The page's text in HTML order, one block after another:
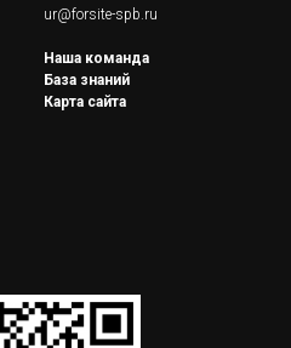
ur@forsite-spb.ru
Наша команда
База знаний
Карта сайта